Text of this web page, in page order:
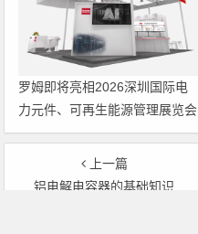
罗姆即将亮相2026深圳国际电
力元件、可再生能源管理展览会
暨研讨会
上一篇
铝电解电容器的基础知识